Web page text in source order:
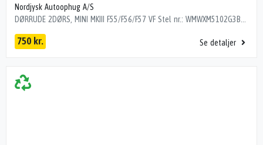
Nordjysk Autoophug A/S
750 kr. Se detaljer